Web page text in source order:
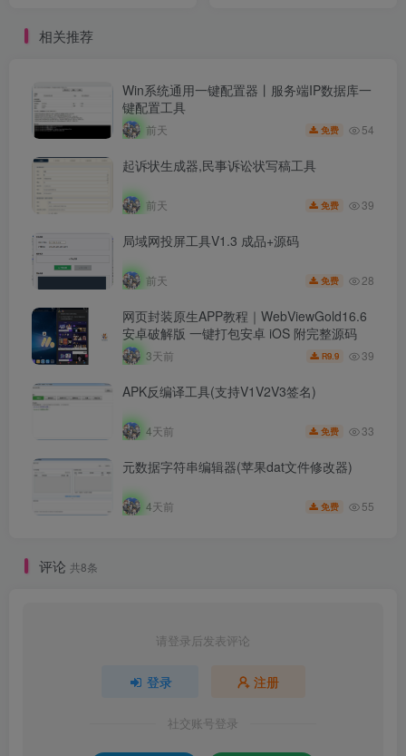
相关推荐
Win系统通用一键配置器丨服务端IP数据库一
键配置工具
前天 免费 54
起诉状生成器,民事诉讼状写稿工具
前天 免费 39
局域网投屏工具V1.3 成品+源码
前天 免费 28
网页封装原生APP教程｜WebViewGold16.6
安卓破解版 一键打包安卓 iOS 附完整源码
3天前 R9.9 39
APK反编译工具(支持V1V2V3签名)
4天前 免费 33
元数据字符串编辑器(苹果dat文件修改器)
4天前 免费 55
评论 共8条
请登录后发表评论
登录 注册
社交账号登录